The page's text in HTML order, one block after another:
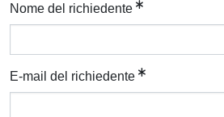
Nome del richiedente
E-mail del richiedente